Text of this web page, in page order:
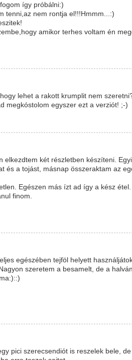
így próbálni:)
tenni,az nem rontja el!!!Hmmm...:)
amikor terhes voltam én
lehet a rakott krumplit nem
megkóstolom egyszer ezt a verziót! ;-)
elkezdtem két részletben készíteni.
és a tojást, másnap összeraktam az
Egészen más ízt ad így a kész étel.
finom.
egészében tejföl helyett
szeretem a besamelt, de a
pici szerecsendiót is reszelek bele,